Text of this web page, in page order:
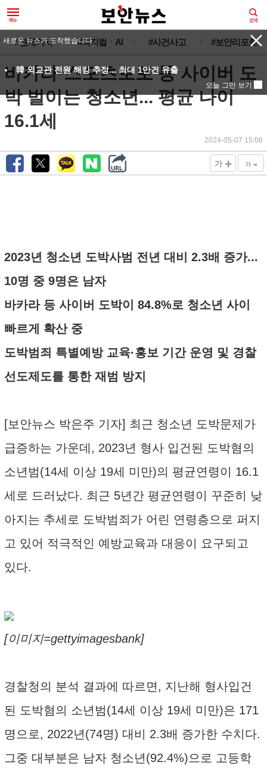
#전체기사 #피지컬ㆍAI #사건사고 #보안리포트
바카라·스포츠토토 등 사이버 도
박 벌이는 청소년... 평균 나이
16.1세
2024-05-07 15:06
가 + 가 -
2023년 청소년 도박사범 전년 대비 2.3배 증가...
10명 중 9명은 남자
바카라 등 사이버 도박이 84.8%로 청소년 사이
빠르게 확산 중
도박범죄 특별예방 교육·홍보 기간 운영 및 경찰
선도제도를 통한 재범 방지
[보안뉴스 박은주 기자] 최근 청소년 도박문제가
급증하는 가운데, 2023년 형사 입건된 도박혐의
소년범(14세 이상 19세 미만)의 평균연령이 16.1
세로 드러났다. 최근 5년간 평균연령이 꾸준히 낮
아지는 추세로 도박범죄가 어린 연령층으로 퍼지
고 있어 적극적인 예방교육과 대응이 요구되고
있다.
[이미지=gettyimagesbank]
경찰청의 분석 결과에 따르면, 지난해 형사입건
된 도박혐의 소년범(14세 이상 19세 미만)은 171
명으로, 2022년(74명) 대비 2.3배 증가한 수치다.
그중 대부분은 남자 청소년(92.4%)으로 고등학
새로운 뉴스가 도착했습니다.
韓 외교관 전원 해킹 추정... 최대 1만건 유출
오늘 그만 보기